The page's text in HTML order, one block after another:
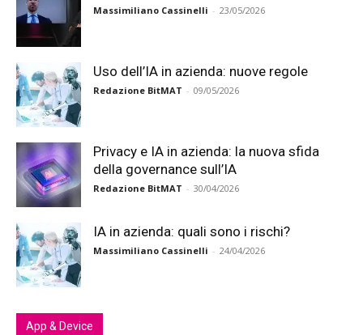
Massimiliano Cassinelli - 23/05/2026
Uso dell’IA in azienda: nuove regole
Redazione BitMAT - 09/05/2026
Privacy e IA in azienda: la nuova sfida
della governance sull’IA
Redazione BitMAT - 30/04/2026
IA in azienda: quali sono i rischi?
Massimiliano Cassinelli - 24/04/2026
App & Device